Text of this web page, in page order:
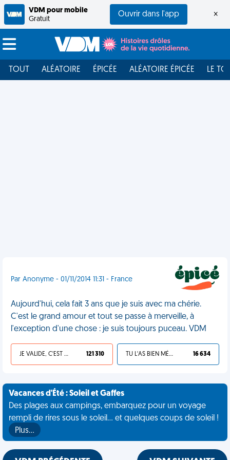
VDM pour mobile
Gratuit
Ouvrir dans l'app ×
TOUT ALÉATOIRE ÉPICÉE ALÉATOIRE ÉPICÉE LE
Par Anonyme - 01/11/2014 11:31 - France
Aujourd'hui, cela fait 3 ans que je suis avec ma chérie.
C'est le grand amour et tout se passe à merveille, à
l'exception d'une chose : je suis toujours puceau. VDM
JE VALIDE, C'EST UNE VDM 121 310 TU L'AS BIEN MÉRITÉ 16 634
Vacances d'Été : Soleil et Gaffes
Des plages aux campings, embarquez pour un voyage
rempli de rires sous le soleil... et quelques coups de soleil !
Plus…